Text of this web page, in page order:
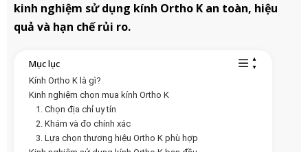
kinh nghiệm sử dụng kính Ortho K an toàn, hiệu
quả và hạn chế rủi ro.
Mục lục
Kính Ortho K là gì?
Kinh nghiệm chọn mua kính Ortho K
1. Chọn địa chỉ uy tín
2. Khám và đo chính xác
3. Lựa chọn thương hiệu Ortho K phù hợp